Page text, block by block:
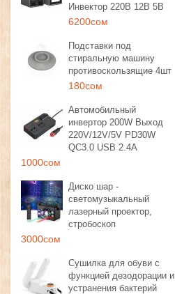
Инвектор 220В 12В 5В
6200сом
Подставки под
стиральную машину
противоскользящие 4шт
180сом
Автомобильный
инвертор 200W Выход
220V/12V/5V PD30W
QC3.0 USB 2.4A
1000сом
Диско шар -
светомузыкальный
лазерный проектор,
стробоскоп
3000сом
Сушилка для обуви с
функцией дезодорации и
устранения бактерий